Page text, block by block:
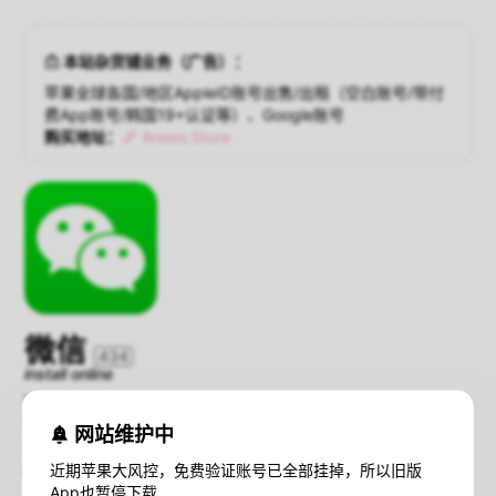
本站杂货铺业务（广告）：
苹果全球各国/地区AppleID账号出售/出租（空白账号/带付
费App账号/韩国19+认证等）、Google账号
购买地址：
Aneeo.Store
微信 434
install online
Version：7.0.15
Compatibility：iOS 10.0+
Size：244 MB
暂不支持iOS16+设备在线安装；查看解决方法
网站维护中
近期苹果大风控，免费验证账号已全部挂掉，所以旧版
App也暂停下载